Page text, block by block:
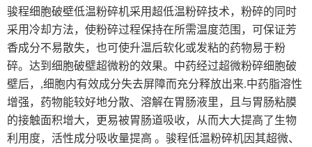
骏程细胞破壁低温粉碎机采用超低温粉碎技术，粉碎的同时
采用冷却方法，使粉碎过程保持在所需温度范围，可保证芳
香成分不易散失，也可使升温后软化或发粘的药物易于粉
碎。达到细胞破壁超微粉的效果。中药经过超微粉碎细胞破
壁后，,细胞内有效成分失去屏障而充分释放出来.中药脂溶性
增强，药物能较好地分散、溶解在胃肠液里，且与胃肠粘膜
的接触面积增大，更易被胃肠道吸收，从而大大提高了生物
利用度，活性成分吸收量提高 。骏程低温粉碎机因其超微、